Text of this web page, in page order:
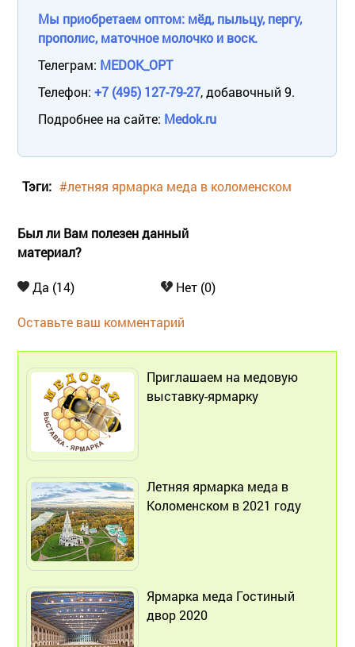
Мы приобретаем оптом: мёд, пыльцу, пергу,
прополис, маточное молочко и воск.
Телеграм: MEDOK_OPT
Телефон: +7 (495) 127-79-27, добавочный 9.
Подробнее на сайте: Medok.ru
Тэги: #летняя ярмарка меда в коломенском
Был ли Вам полезен данный
материал?
Да (14) Нет (0)
Оставьте ваш комментарий
Приглашаем на медовую
выставку-ярмарку
Летняя ярмарка меда в
Коломенском в 2021 году
Ярмарка меда Гостиный
двор 2020